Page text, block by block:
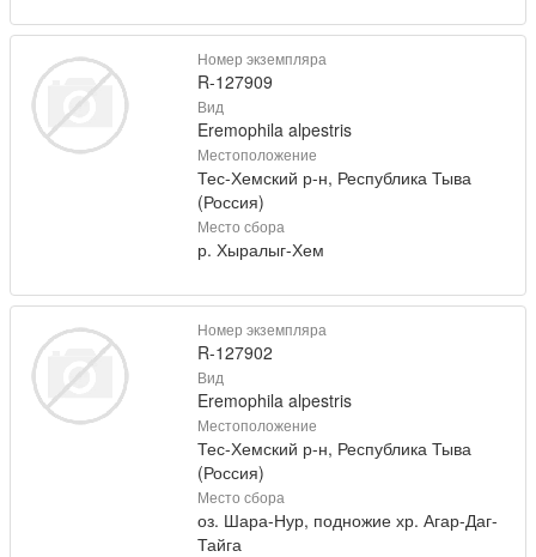
Номер экземпляра
R-127909
Вид
Eremophila alpestris
Местоположение
Тес-Хемский р-н, Республика Тыва
(Россия)
Место сбора
р. Хыралыг-Хем
Номер экземпляра
R-127902
Вид
Eremophila alpestris
Местоположение
Тес-Хемский р-н, Республика Тыва
(Россия)
Место сбора
оз. Шара-Нур, подножие хр. Агар-Даг-
Тайга